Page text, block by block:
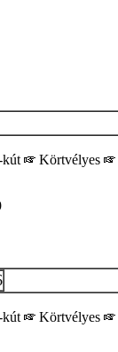
kút Körtvélyes
kút Körtvélyes